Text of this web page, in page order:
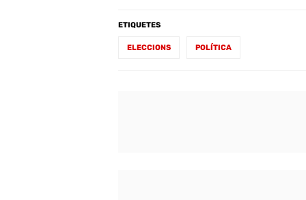
ETIQUETES
ELECCIONS POLÍTICA